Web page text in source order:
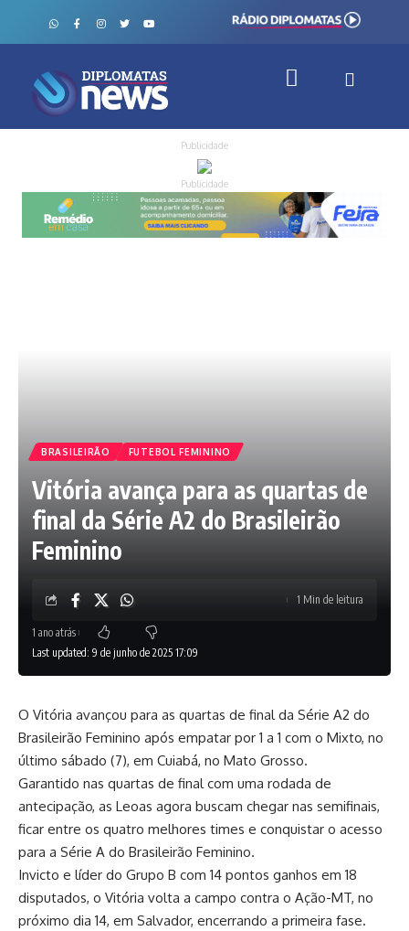
Publicidade
Publicidade
BRASILEIRÃO FUTEBOL FEMININO
Vitória avança para as quartas de
final da Série A2 do Brasileirão
Feminino
Last updated: 9 de junho de 2025 17:09
1 ano atrás
1 Min de leitura
O Vitória avançou para as quartas de final da Série A2 do
Brasileirão Feminino após empatar por 1 a 1 com o Mixto, no
último sábado (7), em Cuiabá, no Mato Grosso.
Garantido nas quartas de final com uma rodada de
antecipação, as Leoas agora buscam chegar nas semifinais,
ficar entre os quatro melhores times e conquistar o acesso
para a Série A do Brasileirão Feminino.
Invicto e líder do Grupo B com 14 pontos ganhos em 18
disputados, o Vitória volta a campo contra o Ação-MT, no
próximo dia 14, em Salvador, encerrando a primeira fase.